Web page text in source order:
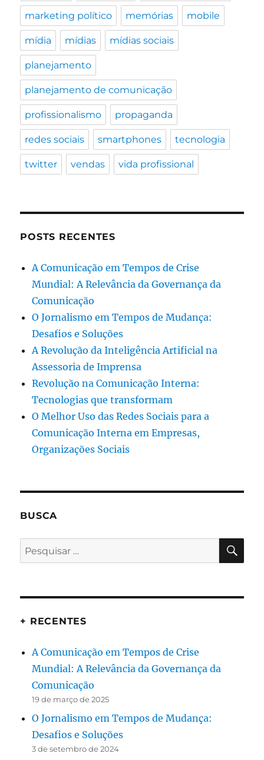
marketing político memórias mobile
mídia mídias mídias sociais
planejamento
planejamento de comunicação
profissionalismo propaganda
redes sociais smartphones tecnologia
twitter vendas vida profissional
POSTS RECENTES
A Comunicação em Tempos de Crise
Mundial: A Relevância da Governança da
Comunicação
O Jornalismo em Tempos de Mudança:
Desafios e Soluções
A Revolução da Inteligência Artificial na
Assessoria de Imprensa
Revolução na Comunicação Interna:
Tecnologias que transformam
O Melhor Uso das Redes Sociais para a
Comunicação Interna em Empresas,
Organizações Sociais
BUSCA
Pesquisar
por:
+ RECENTES
A Comunicação em Tempos de Crise
Mundial: A Relevância da Governança da
Comunicação
19 de março de 2025
O Jornalismo em Tempos de Mudança:
Desafios e Soluções
3 de setembro de 2024